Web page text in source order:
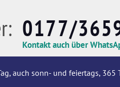
0177/
Kontakt auch über
auch sonn- und feiertags, 365